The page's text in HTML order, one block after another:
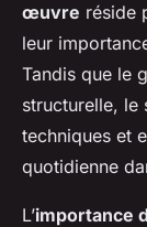
œuvre réside
leur
Tandis que le
structurelle, le
techniques et
quotidienne
L’importance